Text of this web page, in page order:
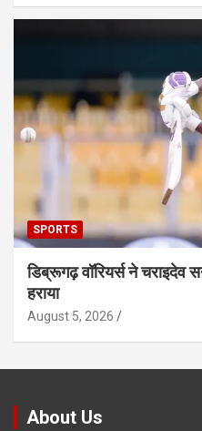
SPORTS
डिब्रूगढ़ वॉरियर्स ने चराइदेव
हराया
August 5, 2026
About Us